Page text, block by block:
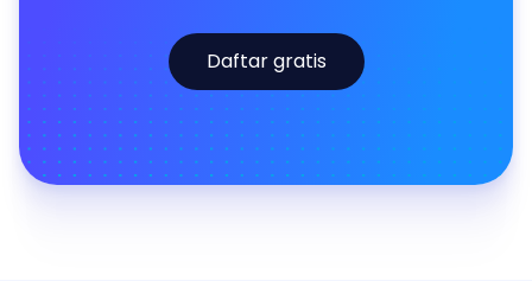
Daftar gratis